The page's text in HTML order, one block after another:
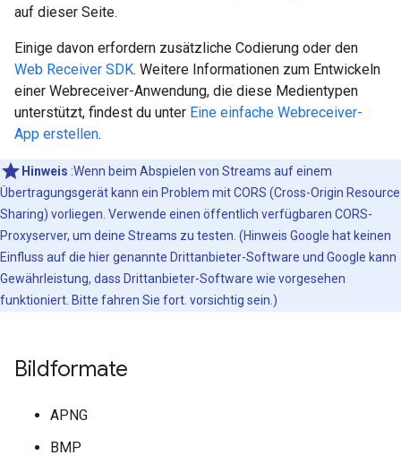
auf dieser Seite.
Einige davon erfordern zusätzliche Codierung oder den
Web Receiver SDK. Weitere Informationen zum Entwickeln
einer Webreceiver-Anwendung, die diese Medientypen
unterstützt, findest du unter Eine einfache Webreceiver-
App erstellen.
Hinweis :Wenn beim Abspielen von Streams auf einem
Übertragungsgerät kann ein Problem mit CORS (Cross-Origin Resource
Sharing) vorliegen. Verwende einen öffentlich verfügbaren CORS-
Proxyserver, um deine Streams zu testen. (Hinweis Google hat keinen
Einfluss auf die hier genannte Drittanbieter-Software und Google kann
Gewährleistung, dass Drittanbieter-Software wie vorgesehen
funktioniert. Bitte fahren Sie fort. vorsichtig sein.)
Bildformate
APNG
BMP